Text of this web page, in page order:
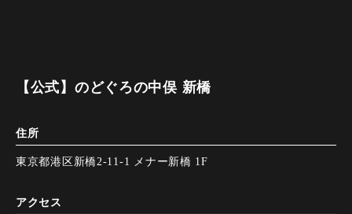
【公式】のどぐろの中俣 新橋
住所
東京都港区新橋2-11-1 メナー新橋 1F
アクセス